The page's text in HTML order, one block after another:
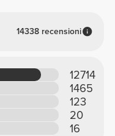
14338 recensioni
12714
1465
123
20
16